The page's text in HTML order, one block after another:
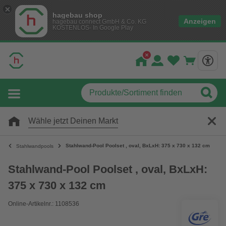
hagebau shop
hagebau connect GmbH & Co. KG
KOSTENLOS- In Google Play
Anzeigen
Wähle jetzt Deinen Markt
Stahlwandpools Stahlwand-Pool Poolset , oval, BxLxH: 375 x 730 x 132 cm
Stahlwand-Pool Poolset , oval, BxLxH:
375 x 730 x 132 cm
Online-Artikelnr.: 1108536